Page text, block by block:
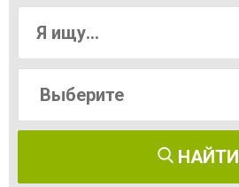
НАЙТИ